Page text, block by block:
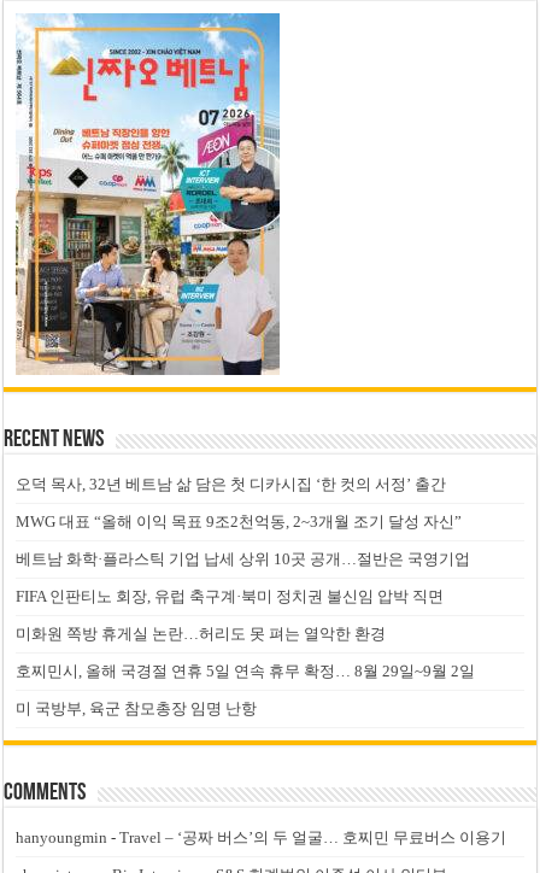
Recent News
오덕 목사, 32년 베트남 삶 담은 첫 디카시집 ‘한 컷의 서정’ 출간
MWG 대표 “올해 이익 목표 9조2천억동, 2~3개월 조기 달성 자신”
베트남 화학·플라스틱 기업 납세 상위 10곳 공개…절반은 국영기업
FIFA 인판티노 회장, 유럽 축구계·북미 정치권 불신임 압박 직면
미화원 쪽방 휴게실 논란…허리도 못 펴는 열악한 환경
호찌민시, 올해 국경절 연휴 5일 연속 휴무 확정… 8월 29일~9월 2일
미 국방부, 육군 참모총장 임명 난항
Comments
hanyoungmin -Travel – ‘공짜 버스’의 두 얼굴… 호찌민 무료버스 이용기